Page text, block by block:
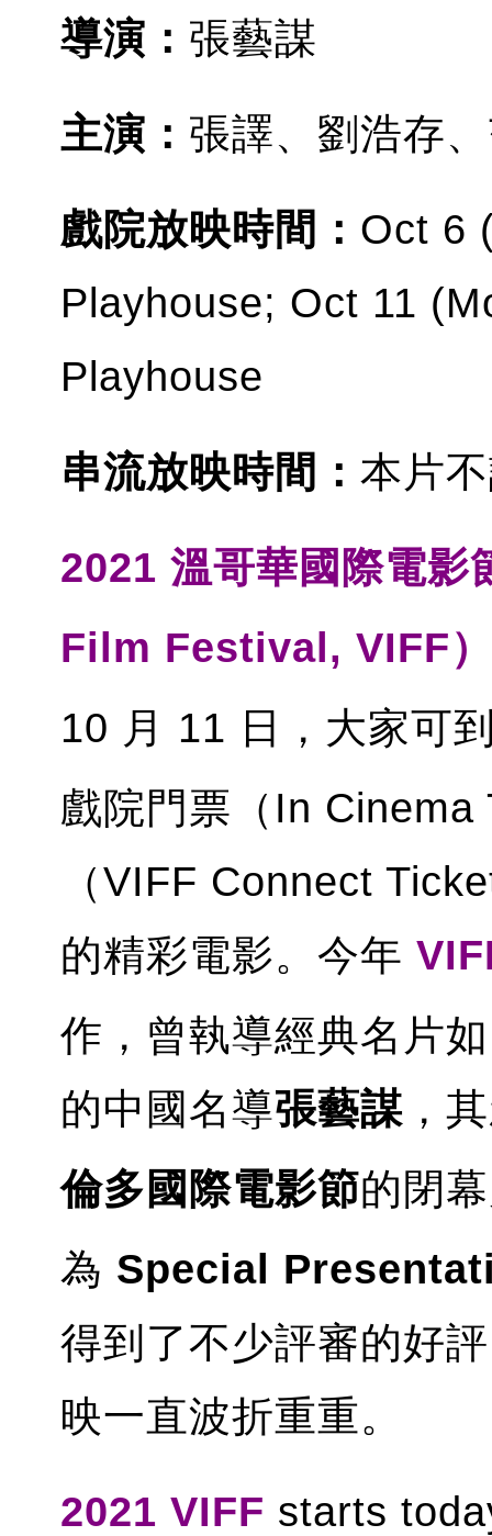
導演： 張藝謀
主演： 張譯、劉浩存
戲院放映時間： Oct 6
Playhouse; Oct 11
Playhouse
串流放映時間： 本片
2021 溫哥華國際電
Film Festival, VIFF）
10 月 11 日，大家可
戲院門票（In
（VIFF Connect
的精彩電影。今年
作，曾執導經典名片如
的中國名導張藝謀 ，
倫多國際電影節的閉
為 Special
得到了不少評審的好
映一直波折重重。
2021 VIFF starts